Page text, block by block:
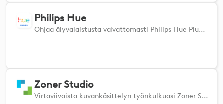
Philips Hue
Ohjaa älyvalaistusta vaivattomasti Philips Hue Plugin for MX -laitteiden Philips Hue Pluginilla. Säädä kirkkautta ja värilämpötilaa saumattomasti, kytke yksittäisiä lamppuja, kohtauksia tai kokonaisia vyöhykkeitä päälle ja pois päältä ja aseta mukautettuja toimintoja täydellisen tunnelman luomiseksi.
Zoner Studio
Virtaviivaista kuvankäsittelyn työnkulkuasi Zoner Studion virallisella Loupedeck & Logi -lisäosalla.